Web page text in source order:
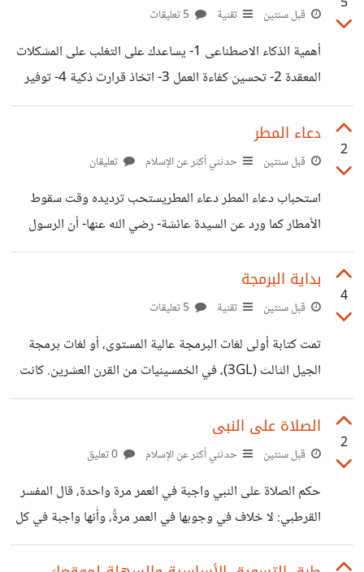
ومؤسس التفاضل والتكامل https://learn-way-
قبل سنتين تقنية
أهمية الذكاء الاصطناعى 1- يساعدك على التغلب على المشكلات
المعقدة 2- تحسين كفاءة العمل 3- اتخاذ قرارت ذكية 4- توفير
امكانيات الحوسبة 5- مراقبة الأداء 6-الابحاث الطبيه 7- بناء
https://learn-way-le.blogspot.com/2024/08/AI-
2
دعاء المطر
قبل سنتين حدثني أكثر عن الإسلام تعليقان
استحباب دعاء المطر دعاء المطريستحب ترديده وقت سقوط
الأمطار كما ورد عن السيدة عائشة- رضي الله عنها- أن الرسول
صل ٱللهُ عليه وعلى آله وسلم كان إذا نزل المطر يقول: «اللّهم
صيبا نافعًا» رواه البخاري، وفي لفظٍ آخر لأبي داود في «السنن»:
«اللهُم صيبا هنيئا». ووقت نزول المطر من الأوقات المستجاب
ترديدها، وذلك لأن للدعاء منزلة عظيمة في الإسلام
https://learn-way-le.blogspot.com/2024/08/Rain-
prayer.html
4
بداية البرمجة
قبل سنتين تقنية
تمت كتابة أولى لغات البرمجة عالية المستوى، أو لغات برمجة
الجيل الثالث (3GL)، في الخمسينيات من القرن العشرين. كانت
لغة البرمجة عالية المستوى المبكرة التي تم تصميمها للكمبيوتر
Konrad Zuse بين عامي 1943 و1945. ومع ذلك، ولكن
جون ماوكلي شفرة قصيرة في عام 1949، واحدة من أولى
اللغات عالية المستوى التي تم تطويرها للكمبيوتر الإلكتروني على
الإطلاق. وكانت هذه الشفرة على
2
الصلاة على النبى
قبل سنتين حدثني أكثر عن الإسلام
حكم الصلاة على النبي واجبة في العمر مرة واحدة، قال المفسر
القرطبي: لا خلاف في وجوبها في العمر مرةً، وأَنها واجبة في كل
حين وجوب السنن المؤكدة. واجبة في الصلاة في التشهد الأخير: